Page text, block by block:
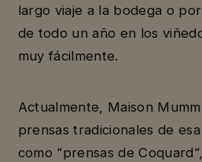
largo viaje a la bodega o
de todo un año en los
muy fácilmente.
Actualmente, Maison
prensas tradicionales de
como “prensas de